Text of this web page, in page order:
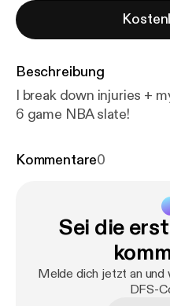
Beschreibung
I break down injuries +
6 game NBA slate!
Kommentare0
Sei die
Melde dich jetzt an und
DFS-